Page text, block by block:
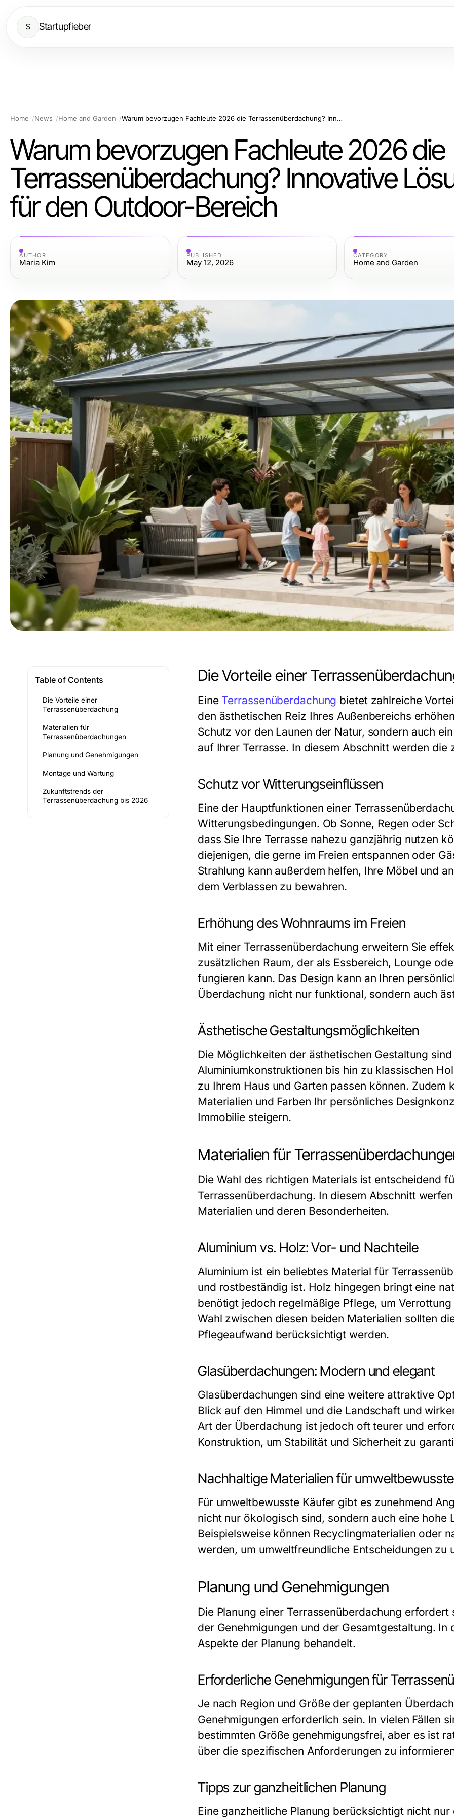
S Startupfieber
Home News Home and Garden Warum bevorzugen Fachleute 2026 die Terrassenüberdachung? Innovative Lösungen für den Outdoor-Bereich
Warum bevorzugen Fachleute 2026 die
Terrassenüberdachung? Innovative
für den Outdoor-Bereich
AUTHOR
Maria Kim
PUBLISHED
May 12, 2026
CATEGORY
Home and Garden
Table of Contents
Die Vorteile einer
Terrassenüberdachung
Materialien für
Terrassenüberdachungen
Planung und Genehmigungen
Montage und Wartung
Zukunftstrends der
Terrassenüberdachung bis 2026
Die Vorteile einer
Eine Terrassenüberdachung bietet zahlreiche
den ästhetischen Reiz Ihres Außenbereichs
Schutz vor den Launen der Natur, sondern auch
auf Ihrer Terrasse. In diesem Abschnitt werden
Schutz vor Witterungseinflüssen
Eine der Hauptfunktionen einer
Witterungsbedingungen. Ob Sonne, Regen oder
dass Sie Ihre Terrasse nahezu ganzjährig nutzen
diejenigen, die gerne im Freien entspannen oder
Strahlung kann außerdem helfen, Ihre Möbel und
dem Verblassen zu bewahren.
Erhöhung des Wohnraums im Freien
Mit einer Terrassenüberdachung erweitern Sie
zusätzlichen Raum, der als Essbereich, Lounge
fungieren kann. Das Design kann an Ihren
Überdachung nicht nur funktional, sondern auch
Ästhetische Gestaltungsmöglichkeiten
Die Möglichkeiten der ästhetischen Gestaltung
Aluminiumkonstruktionen bis hin zu klassischen
zu Ihrem Haus und Garten passen können. Zudem
Materialien und Farben Ihr persönliches
Immobilie steigern.
Materialien für
Die Wahl des richtigen Materials ist entscheidend
Terrassenüberdachung. In diesem Abschnitt
Materialien und deren Besonderheiten.
Aluminium vs. Holz: Vor- und Nachteile
Aluminium ist ein beliebtes Material für
und rostbeständig ist. Holz hingegen bringt eine
benötigt jedoch regelmäßige Pflege, um
Wahl zwischen diesen beiden Materialien sollten
Pflegeaufwand berücksichtigt werden.
Glasüberdachungen: Modern und elegant
Glasüberdachungen sind eine weitere attraktive
Blick auf den Himmel und die Landschaft und
Art der Überdachung ist jedoch oft teurer und
Konstruktion, um Stabilität und Sicherheit zu
Nachhaltige Materialien für
Für umweltbewusste Käufer gibt es zunehmend
nicht nur ökologisch sind, sondern auch eine hohe
Beispielsweise können Recyclingmaterialien oder
werden, um umweltfreundliche Entscheidungen zu
Planung und Genehmigungen
Die Planung einer Terrassenüberdachung
der Genehmigungen und der Gesamtgestaltung.
Aspekte der Planung behandelt.
Erforderliche Genehmigungen für
Je nach Region und Größe der geplanten
Genehmigungen erforderlich sein. In vielen Fällen
bestimmten Größe genehmigungsfrei, aber es ist
über die spezifischen Anforderungen zu
Tipps zur ganzheitlichen Planung
Eine ganzheitliche Planung berücksichtigt nicht